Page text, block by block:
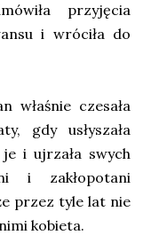
przyjęcia
i wróciła do
właśnie czesała
gdy usłyszała
i ujrzała swych
i zakłopotani
przez tyle lat nie
kobieta.